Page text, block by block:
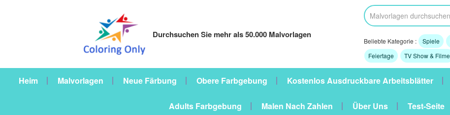
Durchsuchen Sie mehr als 50.000 Malvorlagen
Beliebte Kategorie : Spiele
Feiertage
TV Show & Filme
Heim Malvorlagen Neue Färbung Obere Farbgebung Kostenlos Ausdruckbare Arbeitsblätter
Adults Farbgebung Malen Nach Zahlen Über Uns Test-Seite